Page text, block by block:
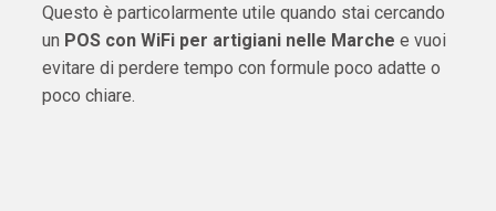
Questo è particolarmente utile quando stai cercando
un POS con WiFi per artigiani nelle Marche e vuoi
evitare di perdere tempo con formule poco adatte o
poco chiare.